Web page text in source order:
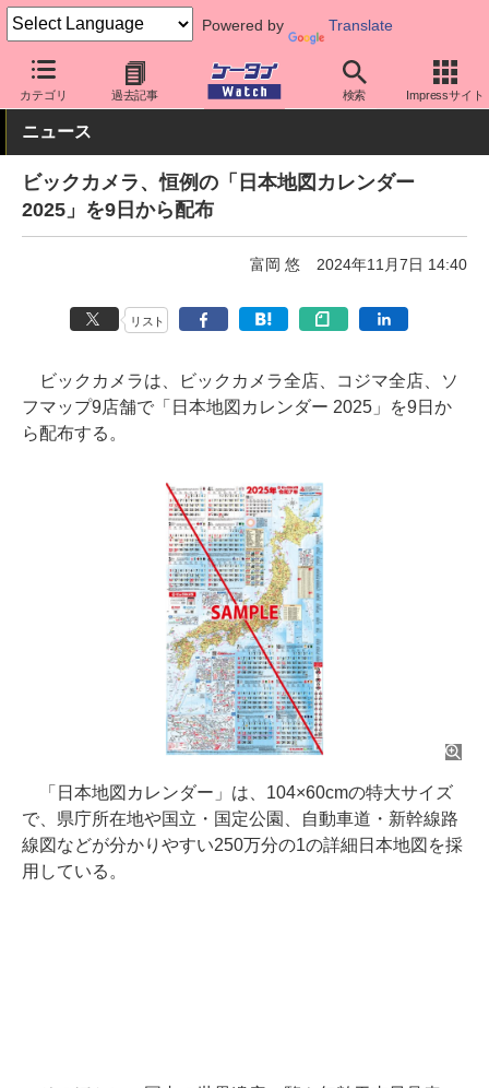
Powered by Translate
カテゴリ 過去記事 検索 Impressサイト
ケータイ Watch アプリ・サービス マップ/ナビ
ニュース
ビックカメラ、恒例の「日本地図カレンダー
2025」を9日から配布
富岡 悠 2024年11月7日 14:40
リスト
ビックカメラは、ビックカメラ全店、コジマ全店、ソ
フマップ9店舗で「日本地図カレンダー 2025」を9日か
ら配布する。
「日本地図カレンダー」は、104×60cmの特大サイズ
で、県庁所在地や国立・国定公園、自動車道・新幹線路
線図などが分かりやすい250万分の1の詳細日本地図を採
用している。